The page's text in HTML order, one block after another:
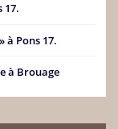
17.
à Pons 17.
à Brouage